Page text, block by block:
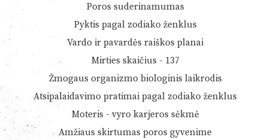
Poros suderinamumas
Pyktis pagal zodiako ženklus
Vardo ir pavardės raiškos planai
Mirties skaičius - 137
Žmogaus organizmo biologinis laikrodis
Atsipalaidavimo pratimai pagal zodiako ženklus
Moteris - vyro karjeros sėkmė
Amžiaus skirtumas poros gyvenime